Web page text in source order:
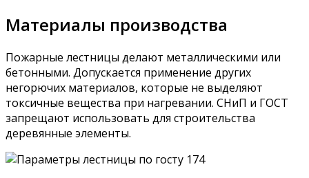
Материалы производства
Пожарные лестницы делают металлическими или
бетонными. Допускается применение других
негорючих материалов, которые не выделяют
токсичные вещества при нагревании. СНиП и ГОСТ
запрещают использовать для строительства
деревянные элементы.